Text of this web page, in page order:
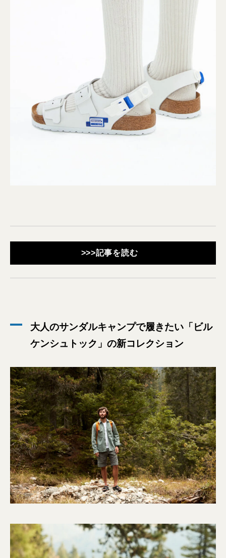
>>>記事を読む
大人のサンダルキャンプで履きたい「ビル
ケンシュトック」の新コレクション